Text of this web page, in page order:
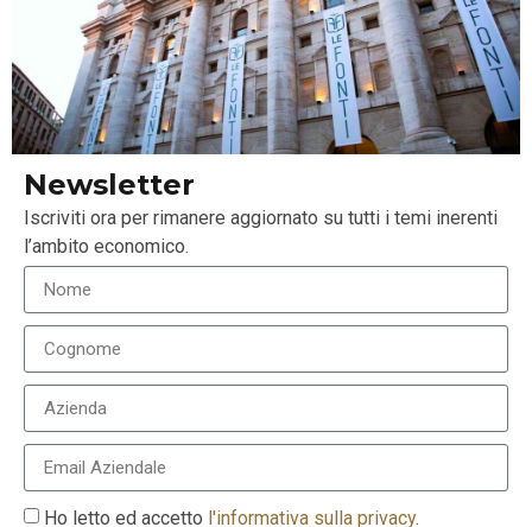
Bonus su Eni anche in caso di ribasso
2 Febbraio 2022
Newsletter
Iscriviti ora per rimanere aggiornato su tutti i temi inerenti
l’ambito economico.
Ho letto ed accetto l'informativa sulla privacy.